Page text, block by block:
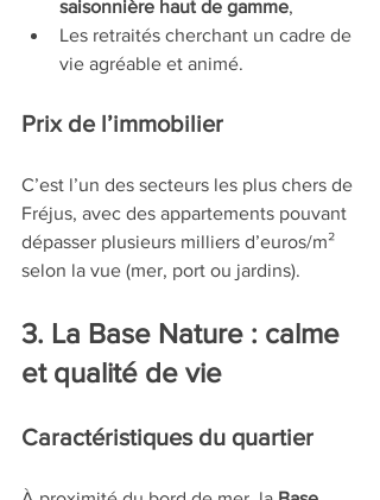
saisonnière haut de gamme,
Les retraités cherchant un cadre de
vie agréable et animé.
Prix de l’immobilier
C’est l’un des secteurs les plus chers de
Fréjus, avec des appartements pouvant
dépasser plusieurs milliers d’euros/m²
selon la vue (mer, port ou jardins).
3. La Base Nature : calme
et qualité de vie
Caractéristiques du quartier